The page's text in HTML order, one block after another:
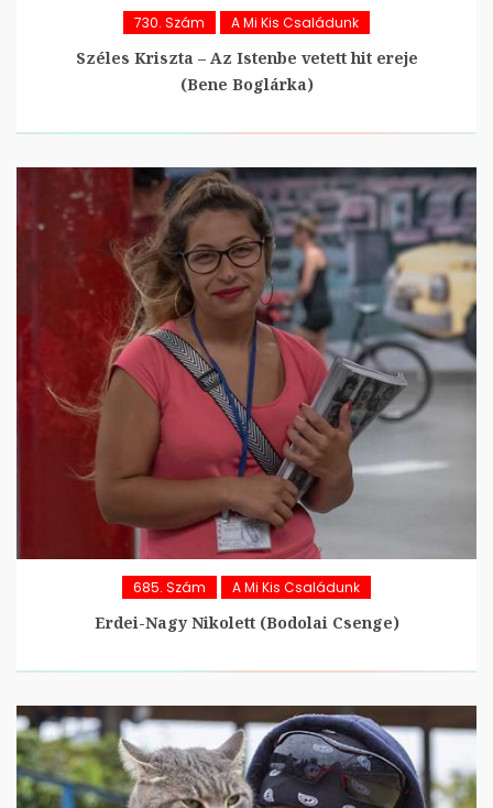
730. Szám A Mi Kis Családunk
Széles Kriszta – Az Istenbe vetett hit ereje
(Bene Boglárka)
685. Szám A Mi Kis Családunk
Erdei-Nagy Nikolett (Bodolai Csenge)